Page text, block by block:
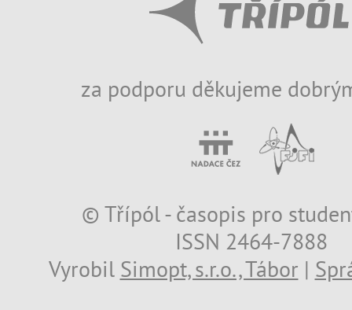
za podporu děkujeme
© Třípól - časopis pro
ISSN 2464-7888
Vyrobil Simopt, s.r.o., Tábor |